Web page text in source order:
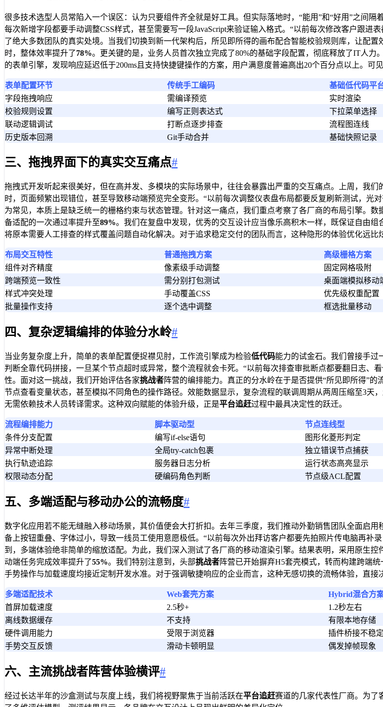
很多技术选型人员常陷入一个误区：认为只要组件齐全就是好工具。但实际落地时，“能用”和“好用”之间
每次新增字段都要手动调整CSS样式，甚至需要写一段JavaScript来验证输入格式。“以前每次修改客户跟
了绝大多数团队的真实处境。当我们切换到新一代架构后，所见即所得的画布配合智能校验规则库，让配
时，整体效率提升了78%。更关键的是，业务人员首次独立完成了80%的基础字段配置，彻底释放了IT人
的表单引擎，发现响应延迟低于200ms且支持快捷键操作的方案，用户满意度普遍高出20个百分点以上。可
表单配置环节 传统手工编码 基础低代码平
字段拖拽响应
需编译预览 实时渲染
校验规则设置
编写正则表达式 下拉菜单选择
联动逻辑调试
打断点逐步排查 流程图连线
历史版本回溯
Git手动合并 基础快照记录
三、拖拽界面下的真实交互痛点#
拖拽式开发听起来很美好，但在高并发、多模块的实际场景中，往往会暴露出严重的交互痛点。上周，我
时，页面频繁出现错位，甚至导致移动端预览完全变形。“以前每次调整仪表盘布局都要反复刷新测试，光
为常见，本质上是缺乏统一的栅格约束与状态管理。针对这一痛点，我们重点考察了各厂商的布局引擎。
备适配的一次通过率提升至89%。我们在复盘中发现，优秀的交互设计应当像乐高积木一样，既保证自由
将原本需要人工排查的样式覆盖问题自动化解决。对于追求稳定交付的团队而言，这种隐形的体验优化远比
布局交互特性 普通拖拽方案 高级栅格方案
组件对齐精度
像素级手动调整 固定网格吸附
跨端预览一致性
需分别打包测试 桌面端模拟移动
样式冲突处理
手动覆盖CSS 优先级权重配置
批量操作支持
逐个选中调整 框选批量移动
四、复杂逻辑编排的体验分水岭#
当业务复杂度上升，简单的表单配置便捉襟见肘，工作流引擎成为检验低代码能力的试金石。我们曾接手过
判断全靠代码拼接，一旦某个节点超时或异常，整个流程就会卡死。“以前每次排查审批断点都要翻日志、
性。面对这一挑战，我们开始评估各家挑战者阵营的编排能力。真正的分水岭在于是否提供“所见即所得”
节点查看变量状态，甚至模拟不同角色的操作路径。效能数据显示，复杂流程的联调周期从两周压缩至3天
无需依赖技术人员转译需求。这种双向赋能的体验升级，正是平台追赶过程中最具决定性的跃迁。
流程编排能力 脚本驱动型 节点连线型
条件分支配置
编写if-else语句 图形化菱形判定
异常中断处理
全局try-catch包裹 独立错误节点捕获
执行轨迹追踪
服务器日志分析 运行状态高亮显示
权限动态分配
硬编码角色判断 节点级ACL配置
五、多端适配与移动办公的流畅度#
数字化应用若不能无缝融入移动场景，其价值便会大打折扣。去年三季度，我们推动外勤销售团队全面启
备上按钮重叠、字体过小，导致一线员工使用意愿极低。“以前每次外出拜访客户都要先拍照片传电脑再补
到，多端体验绝非简单的缩放适配。为此，我们深入测试了各厂商的移动渲染引擎。结果表明，采用原生
动端任务完成效率提升了55%。我们特别注意到，头部挑战者阵营已开始摒弃H5套壳模式，转而构建跨端
手势操作与加载速度均接近定制开发水准。对于强调敏捷响应的企业而言，这种无感切换的流畅体验，直接
多端适配技术 Web套壳方案 Hybrid混合方
首屏加载速度
2.5秒+ 1.2秒左右
离线数据缓存
不支持 有限本地存储
硬件调用能力
受限于浏览器 插件桥接不稳定
手势交互反馈
滑动卡顿明显 偶发掉帧现象
六、主流挑战者阵营体验横评#
经过长达半年的沙盒测试与灰度上线，我们将视野聚焦于当前活跃在平台追赶赛道的几家代表性厂商。为了